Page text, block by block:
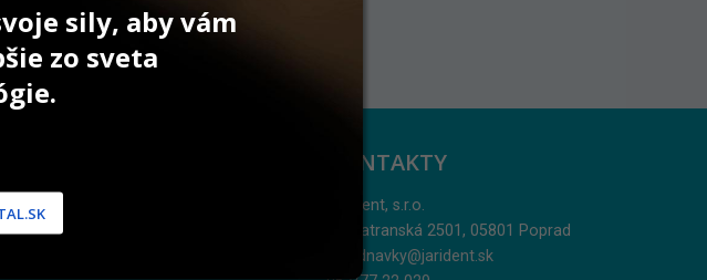
a platba
KONTAKTY
Jarident, s.r.o.
Podtatranská 2501, 05801 Poprad
objednavky@jarident.sk
sily, aby vám
zo sveta